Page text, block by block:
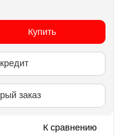
Купить
заказ
К сравнению